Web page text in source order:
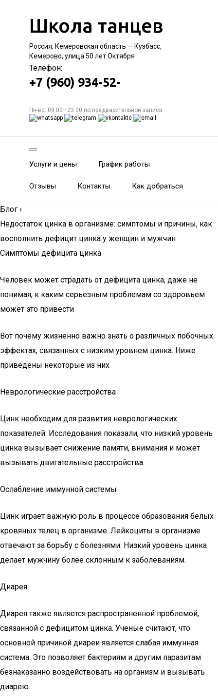
Школа танцев
Россия, Кемеровская область — Кузбасс,
Кемерово, улица 50 лет Октября
Телефон:
+7 (960) 934-52-
Пн-вс: 09:00—23:00 по предварительной записи
Услуги и цены График работы
Отзывы Контакты Как добраться
Блог ›
Недостаток цинка в организме: симптомы и причины, как
восполнить дефицит цинка у женщин и мужчин
Симптомы дефицита цинка
Человек может страдать от дефицита цинка, даже не
понимая, к каким серьезным проблемам со здоровьем
может это привести
Вот почему жизненно важно знать о различных побочных
эффектах, связанных с низким уровнем цинка. Ниже
приведены некоторые из них
Неврологические расстройства
Цинк необходим для развития неврологических
показателей. Исследования показали, что низкий уровень
цинка вызывает снижение памяти, внимания и может
вызывать двигательные расстройства.
Ослабление иммунной системы
Цинк играет важную роль в процессе образования белых
кровяных телец в организме. Лейкоциты в организме
отвечают за борьбу с болезнями. Низкий уровень цинка
делает мужчину более склонным к заболеваниям.
Диарея
Диарея также является распространенной проблемой,
связанной с дефицитом цинка. Ученые считают, что
основной причиной диареи является слабая иммунная
система. Это позволяет бактериям и другим паразитам
безнаказанно воздействовать на организм и вызывать
диарею.